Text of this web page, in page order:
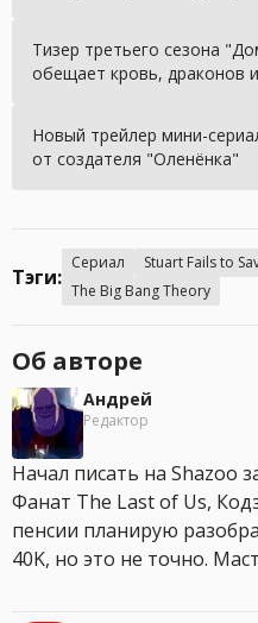
Тизер третьего сезона
обещает кровь, драконов
Новый трейлер мини-
от создателя "Оленёнка"
Тэги:
Сериал Stuart Fails to
The Big Bang Theory
Об авторе
Андрей
Редактор
Начал писать на Shazoo
Фанат The Last of Us,
пенсии планирую
40K, но это не точно.